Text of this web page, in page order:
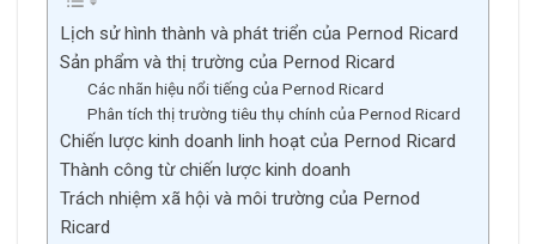
Lịch sử hình thành và phát triển của Pernod Ricard
Sản phẩm và thị trường của Pernod Ricard
Các nhãn hiệu nổi tiếng của Pernod Ricard
Phân tích thị trường tiêu thụ chính của Pernod Ricard
Chiến lược kinh doanh linh hoạt của Pernod Ricard
Thành công từ chiến lược kinh doanh
Trách nhiệm xã hội và môi trường của Pernod
Ricard